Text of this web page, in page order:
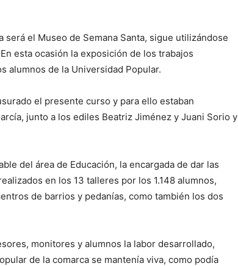
el Museo de Semana Santa, sigue utilizándose
esta ocasión la exposición de los trabajos
alumnos de la Universidad Popular.
el presente curso y para ello estaban
junto a los ediles Beatriz Jiménez y Juani Sorio y
del área de Educación, la encargada de dar las
en los 13 talleres por los 1.148 alumnos,
de barrios y pedanías, como también los dos
monitores y alumnos la labor desarrollado,
de la comarca se mantenía viva, como podía